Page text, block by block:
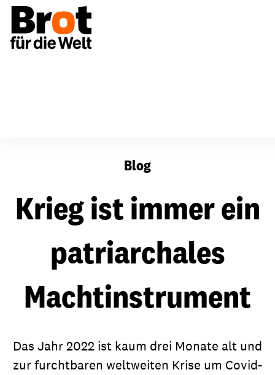
Blog
Krieg ist immer ein
patriarchales
Machtinstrument
Das Jahr 2022 ist kaum drei Monate alt und
zur furchtbaren weltweiten Krise um Covid-